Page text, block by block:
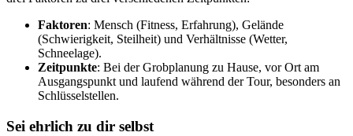
Faktoren: Mensch (Fitness, Erfahrung), Gelände
(Schwierigkeit, Steilheit) und Verhältnisse (Wetter,
Schneelage).
Zeitpunkte: Bei der Grobplanung zu Hause, vor Ort am
Ausgangspunkt und laufend während der Tour, besonders an
Schlüsselstellen.
Sei ehrlich zu dir selbst